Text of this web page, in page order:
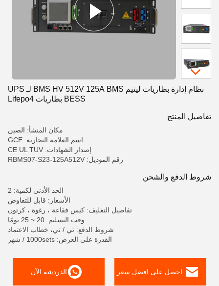
نظام إدارة بطاريات ليتيم BMS HV 512V 125A BMS لـ UPS
BESS بطاريات Lifepo4
تفاصيل المنتج
مكان المنشأ: الصين
اسم العلامة التجارية: GCE
إصدار الشهادات: CE UL TUV
رقم الموديل: RBMS07-S23-125A512V
شروط الدفع والشحن
الحد الأدنى لكمية: 2
الأسعار: قابل للتفاوض
تفاصيل التغليف: كيس فقاعة ، رغوة ، كرتون
وقت التسليم: 20 ~ 25 يومًا
شروط الدفع: تي / تي، خطاب الاعتماد
القدرة على العرض: 1000sets / شهر
احصل على افضل سعر الدردشة الآن